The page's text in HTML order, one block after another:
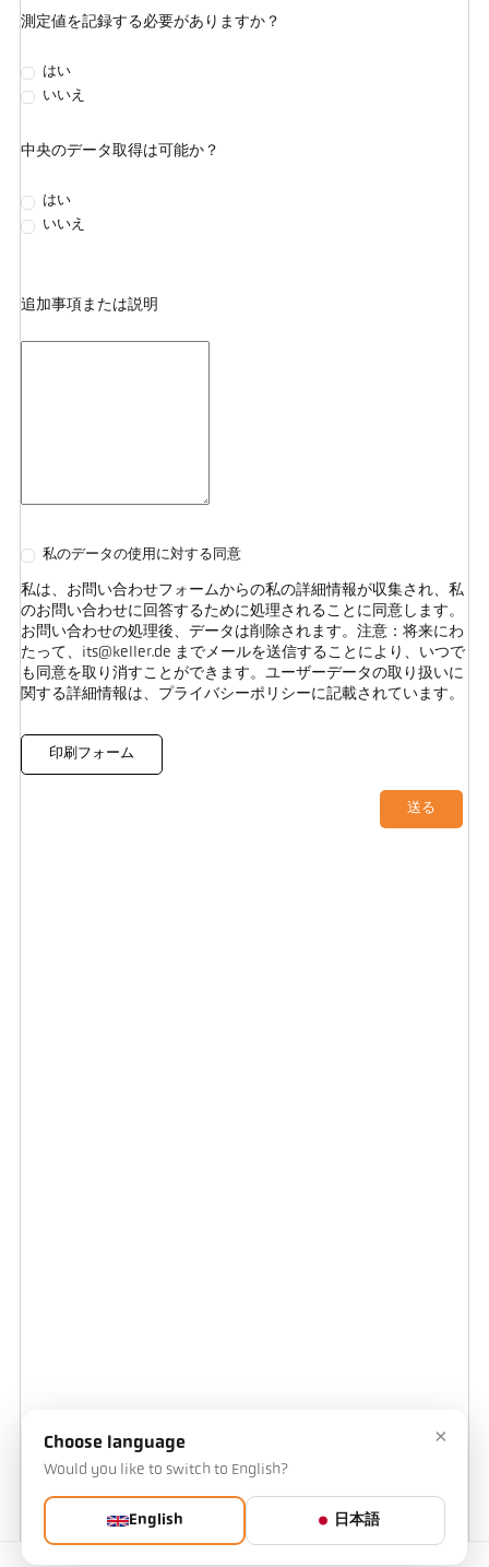
連絡先
測定値を記録する必要がありますか？
はい
いいえ
中央のデータ取得は可能か？
はい
いいえ
追加事項または説明
私のデータの使用に対する同意
私は、お問い合わせフォームからの私の詳細情報が収集され、私
のお問い合わせに回答するために処理されることに同意します。
お問い合わせの処理後、データは削除されます。注意：将来にわ
たって、its@keller.de までメールを送信することにより、いつで
も同意を取り消すことができます。ユーザーデータの取り扱いに
関する詳細情報は、プライバシーポリシーに記載されています。
印刷フォーム
送る
×
Choose language
Would you like to switch to English?
English 日本語